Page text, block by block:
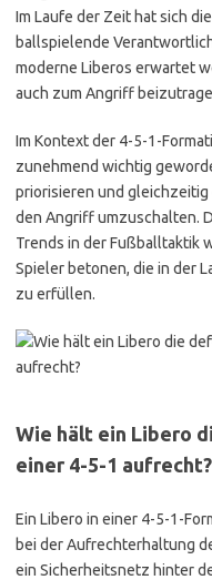
Im Laufe der Zeit hat sich
ballspielende
moderne Liberos erwartet
auch zum Angriff
Im Kontext der 4-5-1-
zunehmend wichtig
priorisieren und gleichzeitig
den Angriff umzuschalten.
Trends in der Fußballtaktik
Spieler betonen, die in der
zu erfüllen.
Wie hält ein Libero
einer 4-5-1 aufrecht?
Ein Libero in einer 4-5-1-
bei der Aufrechterhaltung
ein Sicherheitsnetz hinter